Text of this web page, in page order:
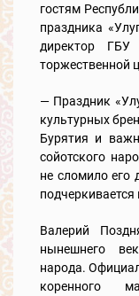
гостям
праздника
директор
торжественной
— Праздник
культурных
Бурятия и
сойотского
не сломило его
Валерий
нынешнего
народа.
коренного